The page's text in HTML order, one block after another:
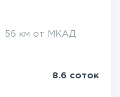
56 км от МКАД
8.6 соток